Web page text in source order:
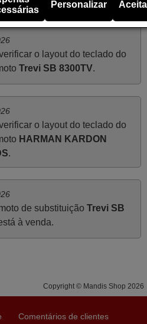
Edite,
na perfeição. Obrigado
PORTUGAL
Abril 2025
e protegido. Fez logo a
sem problemas.
vivamente este
Julho 2025
fazer nenhuma
o layout do teclado do
Trevi SB 8300TV.
o layout do teclado do
HARMAN KARDON
.
de substituição Trevi SB
à venda.
Copyright © Mandis Shop 2026
Comentários de clientes
Personalizar